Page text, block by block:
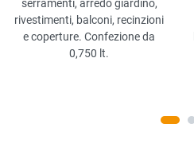
serramenti, arredo giardino,
rivestimenti, balconi, recinzioni
e coperture. Confezione da
0,750 lt.